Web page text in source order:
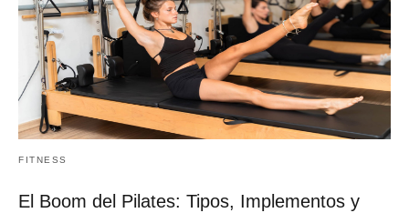
FITNESS
El Boom del Pilates: Tipos, Implementos y